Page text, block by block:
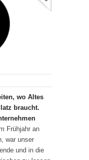
wo Altes
braucht.
Frühjahr an
war unser
und in die